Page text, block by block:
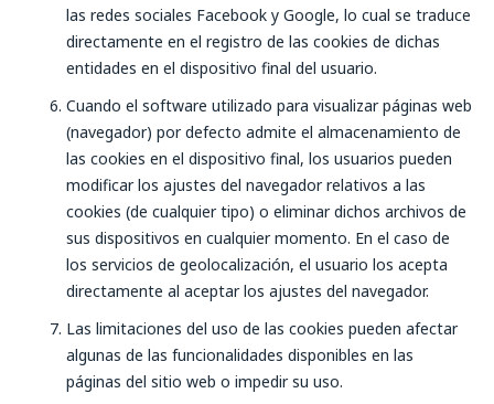
las redes sociales Facebook y Google, lo cual se traduce
directamente en el registro de las cookies de dichas
entidades en el dispositivo final del usuario.
Cuando el software utilizado para visualizar páginas web
(navegador) por defecto admite el almacenamiento de
las cookies en el dispositivo final, los usuarios pueden
modificar los ajustes del navegador relativos a las
cookies (de cualquier tipo) o eliminar dichos archivos de
sus dispositivos en cualquier momento. En el caso de
los servicios de geolocalización, el usuario los acepta
directamente al aceptar los ajustes del navegador.
Las limitaciones del uso de las cookies pueden afectar
algunas de las funcionalidades disponibles en las
páginas del sitio web o impedir su uso.